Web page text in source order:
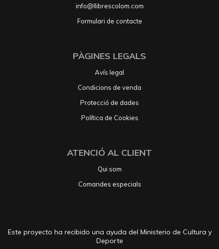
info@llibrescolom.com
Formulari de contacte
PÀGINES LEGALS
Avís legal
Condicions de venda
Protecció de dades
Política de Cookies
ATENCIÓ AL CLIENT
Qui som
Comandes especials
Este proyecto ha recibido una ayuda del Ministerio de Cultura y
Deporte